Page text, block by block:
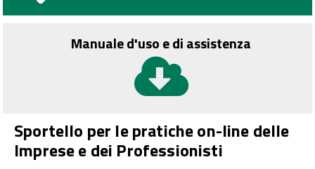
Manuale d'uso e di assistenza
Sportello per le pratiche on-line delle
Imprese e dei Professionisti